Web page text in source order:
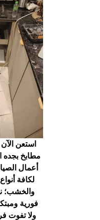
استعن
مطابخ
أعمال
لكافة
والخشب؛
فورية
ولا تفوت